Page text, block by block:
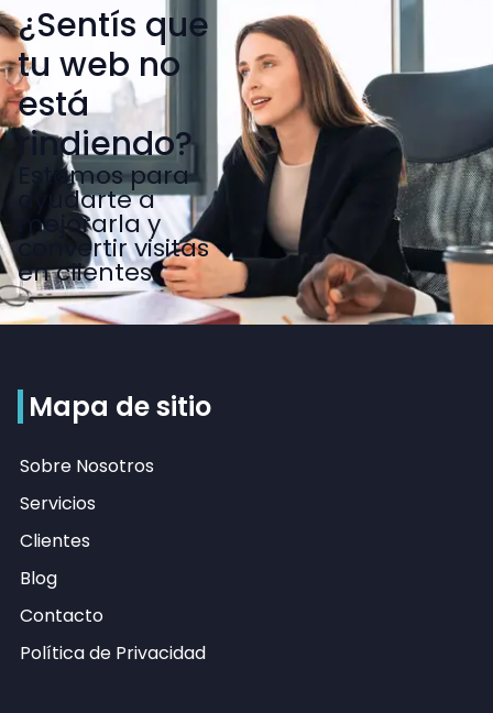
¿Sentís que
tu web no
está
rindiendo?
Estamos para
ayudarte a
mejorarla y
convertir visitas
en clientes.
Mapa de sitio
Sobre Nosotros
Servicios
Clientes
Blog
Contacto
Política de Privacidad